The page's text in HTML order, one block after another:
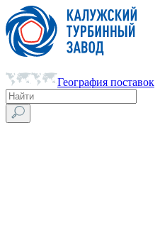
География поставок